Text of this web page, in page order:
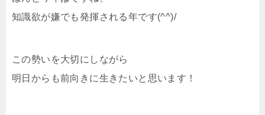
知識欲が嫌でも発揮される年です(^^)/
この勢いを大切にしながら
明日からも前向きに生きたいと思います！